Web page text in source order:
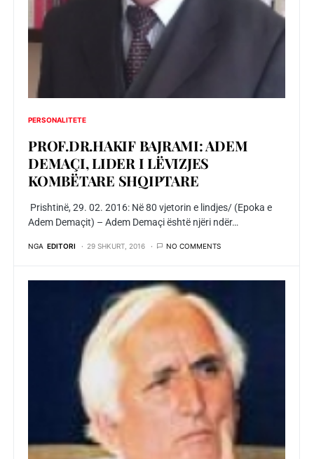
PERSONALITETE
PROF.DR.HAKIF BAJRAMI: ADEM
DEMAÇI, LIDER I LËVIZJES
KOMBËTARE SHQIPTARE
Prishtinë, 29. 02. 2016: Në 80 vjetorin e lindjes/ (Epoka e
Adem Demaçit) – Adem Demaçi është njëri ndër…
NGA EDITORI 29 SHKURT, 2016 NO COMMENTS